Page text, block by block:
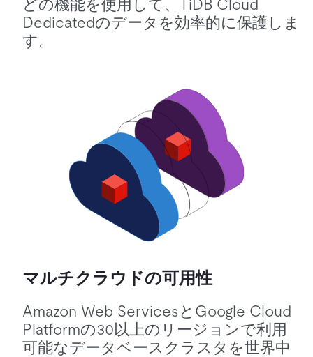
どの機能を使用して、TiDB Cloud
Dedicatedのデータを効率的に保護しま
す。
マルチクラウドの可用性
Amazon Web ServicesとGoogle Cloud
Platformの30以上のリージョンで利用
可能なデータベースクラスタを世界中